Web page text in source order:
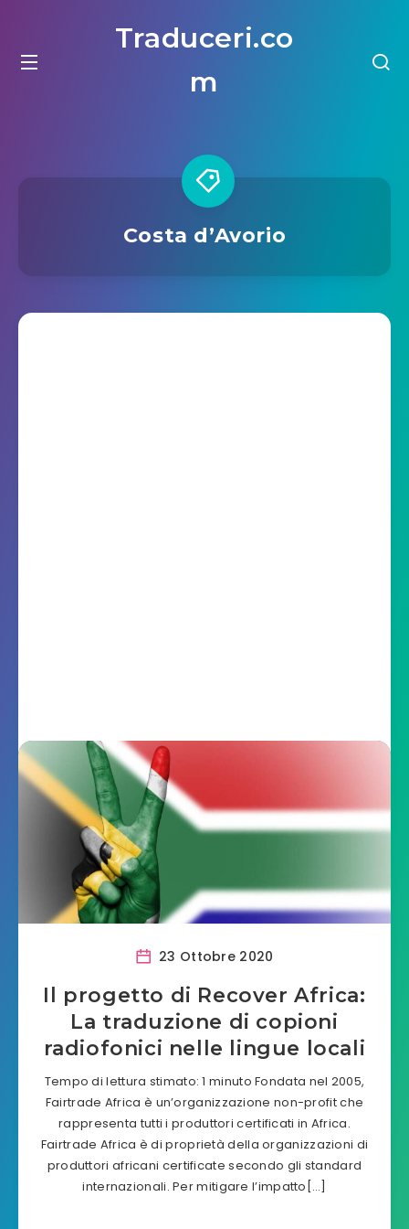
Traduceri.co
m
Costa d’Avorio
23 Ottobre 2020
Il progetto di Recover Africa:
La traduzione di copioni
radiofonici nelle lingue locali
Tempo di lettura stimato: 1 minuto Fondata nel 2005,
Fairtrade Africa è un’organizzazione non-profit che
rappresenta tutti i produttori certificati in Africa.
Fairtrade Africa è di proprietà della organizzazioni di
produttori africani certificate secondo gli standard
internazionali. Per mitigare l’impatto[…]